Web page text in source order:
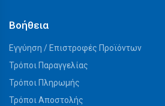
Βοήθεια
Εγγύηση / Επιστροφές Προϊόντων
Τρόποι Παραγγελίας
Τρόποι Πληρωμής
Τρόποι Αποστολής